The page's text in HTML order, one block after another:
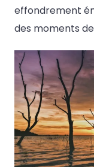
effondrement
des moments